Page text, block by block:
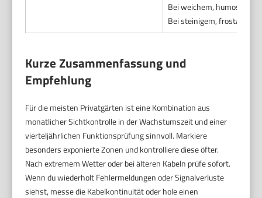
Bei weichem, humosem
Bei steinigem,
Kurze Zusammenfassung und
Empfehlung
Für die meisten Privatgärten ist eine Kombination aus
monatlicher Sichtkontrolle in der Wachstumszeit und einer
vierteljährlichen Funktionsprüfung sinnvoll. Markiere
besonders exponierte Zonen und kontrolliere diese öfter.
Nach extremem Wetter oder bei älteren Kabeln prüfe sofort.
Wenn du wiederholt Fehlermeldungen oder Signalverluste
siehst, messe die Kabelkontinuität oder hole einen